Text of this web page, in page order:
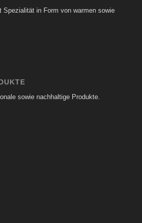
Spezialität in Form von warmen sowie
sowie nachhaltige Produkte.